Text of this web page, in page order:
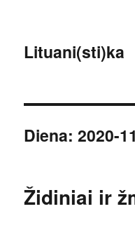
Lituani(sti)ka
Diena:2020-
Židiniai ir